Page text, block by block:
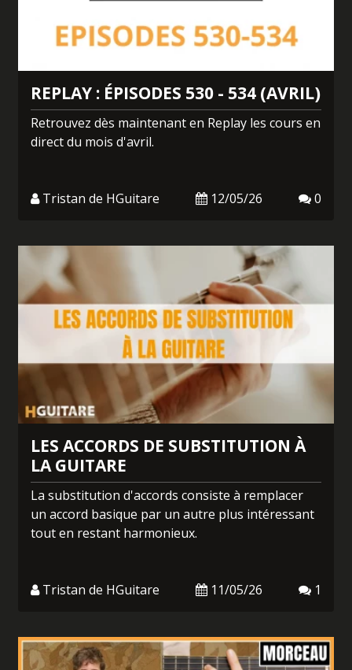
REPLAY : ÉPISODES 530 - 534 (AVRIL)
Retrouvez dès maintenant en Replay les cours en
direct du mois d'avril.
Tristan de HGuitare 12/05/26 0
LES ACCORDS DE SUBSTITUTION À
LA GUITARE
La substitution d'accords consiste à remplacer
un accord basique par un autre plus intéressant
tout en restant harmonieux.
Tristan de HGuitare 11/05/26 1